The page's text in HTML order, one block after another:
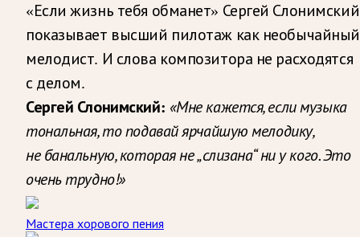
«Если жизнь тебя обманет» Сергей Слонимский
показывает высший пилотаж как необычайный
мелодист. И слова композитора не расходятся
с делом.
Сергей Слонимский: «Мне кажется, если музыка
тональная, то подавай ярчайшую мелодику,
не банальную, которая не „слизана“ ни у кого. Это
очень трудно!»
Мастера хорового пения